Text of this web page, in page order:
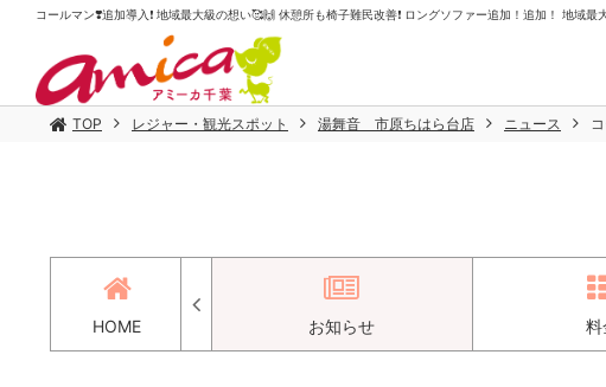
コールマン❣️追加導入❗️ 地域最大級の想い🥰🙌 休憩所も椅子難民改善❗️ ロングソファー追加！追加！ 地
TOP レジャー・観光スポット 湯舞音 市原ちはら台店 ニュース
HOME
アクセス お知らせ 料